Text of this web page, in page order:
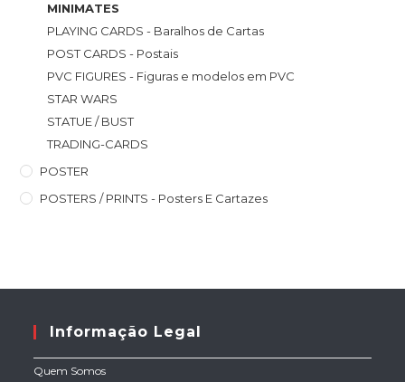
MINIMATES
PLAYING CARDS - Baralhos de Cartas
POST CARDS - Postais
PVC FIGURES - Figuras e modelos em PVC
STAR WARS
STATUE / BUST
TRADING-CARDS
POSTER
POSTERS / PRINTS - Posters E Cartazes
Informação Legal
Quem Somos